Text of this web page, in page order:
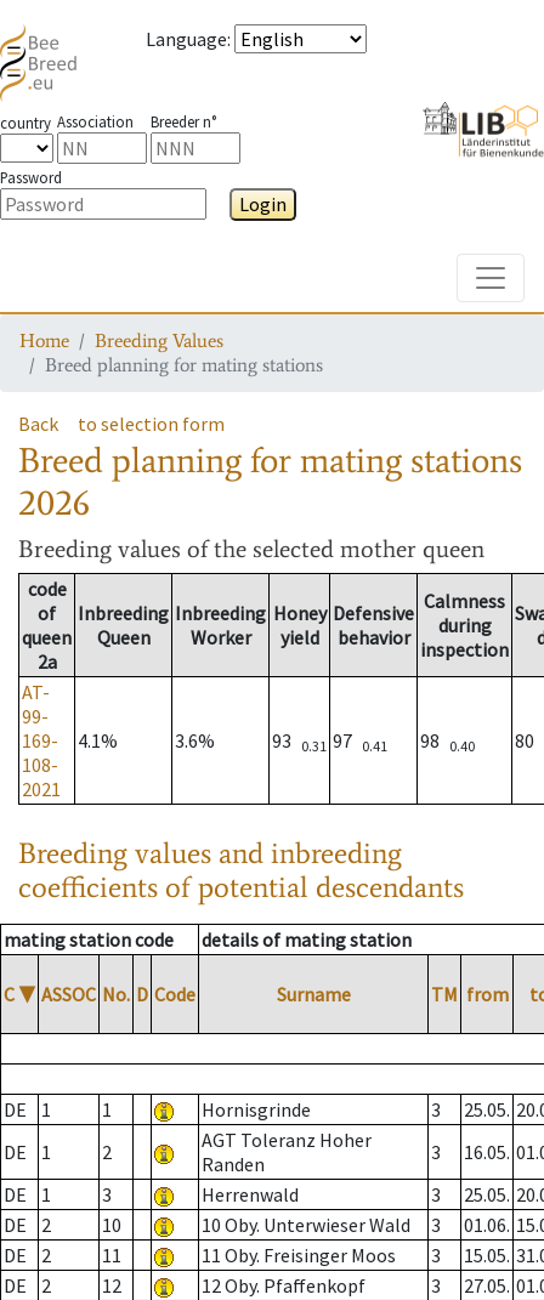
Language:
country Association Breeder n°
Password
Login
Home
Breeding Values
Breed planning for mating stations
Back to selection form
Breed planning for mating stations
2026
Breeding values of the selected mother queen
code
of
queen
2a
Inbreeding
Queen
Inbreeding
Worker
Honey
yield
Defensive
behavior
Calmness
during
inspection
AT-
99-
169-
108-
2021
4.1% 3.6% 93 0.31 97 0.41 98 0.40 80
Breeding values and inbreeding
coefficients of potential descendants
mating station code details of mating station
C ▼ ASSOC No. D Code Surname TM from
DE 1 1 Hornisgrinde 3 25.05.
DE
1 2
AGT Toleranz Hoher
Randen
3 16.05.
DE
1 3 Herrenwald 3 25.05.
DE
2 10 10 Oby. Unterwieser Wald 3 01.06.
DE
2 11 11 Oby. Freisinger Moos 3 15.05.
DE
2 12 12 Oby. Pfaffenkopf 3 27.05.